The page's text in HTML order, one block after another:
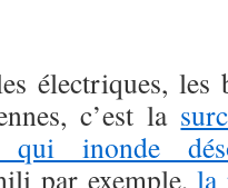
électriques, les
c’est la
qui inonde
par exemple,la